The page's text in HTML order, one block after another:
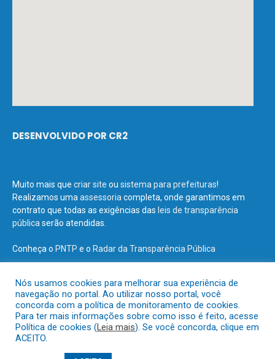
DESENVOLVIDO POR CR2
Muito mais que criar site ou sistema para prefeituras!
Realizamos uma assessoria completa, onde garantimos em
contrato que todas as exigências das leis de transparência
pública serão atendidas.
Conheça o PNTP e o Radar da Transparência Pública
Todos os direitos reservados a Prefeitura Municipal de Terra Santa.
Mapa do Site
Acessar o Webmail
Nós usamos cookies para melhorar sua experiência de
navegação no portal. Ao utilizar nosso portal, você
concorda com a política de monitoramento de cookies.
Para ter mais informações sobre como isso é feito, acesse
Política de cookies (Leia mais). Se você concorda, clique em
ACEITO.